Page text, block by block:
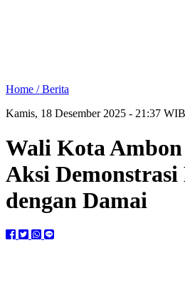
Home /Berita
Kamis, 18 Desember 2025 - 21:37 WIB
Wali Kota
Aksi
dengan Damai